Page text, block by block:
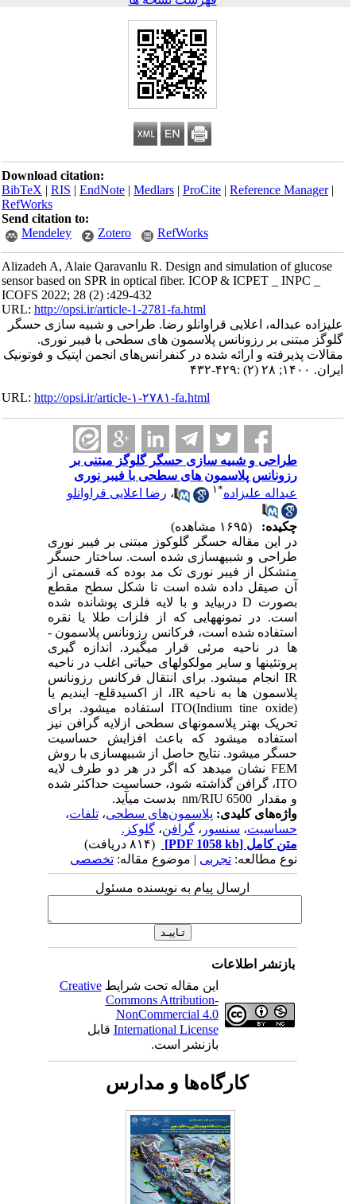
Download citation:
BibTeX|RIS|EndNote|Medlars|ProCite|Reference Manager
RefWorks
Send citation to:
Mendeley
Zotero RefWorks
Alizadeh A, Alaie Qaravanlu R. Design and simulation of glucose
sensor based on SPR in optical fiber. ICOP & ICPET _ INPC _
ICOFS 2022; 28 (2) :429-432
URL:http://opsi.ir/article-1-2781-fa.html
علیزاده عبداله، اعلایی قراوانلو رضا. طراحی و شبیه سازی حسگر
گلوگز مبتنی بر رزونانس پلاسمون های سطحی با فیبر نوری.
مقالات پذیرفته و ارائه شده در کنفرانس‌های انجمن اپتیک و فوتونیک
ایران. ۱۴۰۰; ۲۸ (۲) :۴۲۹-۴۳۲
URL:http://opsi.ir/article-۱-۲۷۸۱-fa.html
طراحی و شبیه سازی حسگر گلوگز مبتنی بر
رزونانس پلاسمون های سطحی با فیبر نوری
عبداله علیزاده* ۱ ،رضا اعلایی قراوانلو
چکیده:
در این مقاله حسگر گلوکوز مبتنی بر فیبر نوری
طراحی و شبیه­سازی شده است. ساختار حسگر
متشکل از فیبر نوری تک مد بوده که قسمتی از
آن صیقل داده شده است تا شکل سطح مقطع
بصورت D دربیاید و با لایه فلزی پوشانده شده
است. در نمونه­هایی که از فلزات طلا یا نقره
استفاده شده است، فرکانس رزونانس پلاسمون ­
ها در ناحیه مرئی قرار میگیرد. اندازه گیری
پروتئین­ها و سایر مولکول­های حیاتی اغلب در ناحیه
IR انجام می‏شود. برای انتقال فرکانس رزونانس
پلاسمون ها به ناحیه IR، از اکسیدقلع- ایندیم یا
ITO(Indium tine oxide) استفاده می‏شود. برای
تحریک بهتر پلاسمون­های سطحی ازلایه گرافن نیز
استفاده می‏شود که باعث افزایش حساسیت
حسگر می­شود. نتایج حاصل از شبیه­سازی با روش
FEM نشان می­دهد که اگر در هر دو طرف لایه
ITO، گرافن گذاشته شود، حساسیت حداکثر شده
و مقدار nm/RIU 6500 بدست می‏آید.
واژه‌های کلیدی:پلاسمون‌های سطحی،تلفات،
حساسیت،سنسور، گرافن،گلوکز.
متن کامل[PDF 1058 kb]
نوع مطالعه:تجربی| موضوع مقاله:تخصصی
ارسال پیام به نویسنده مسئول
بازنشر اطلاعات
این مقاله تحت شرایطCreative
Commons Attribution-
NonCommercial 4.0
International Licenseقابل
بازنشر است.
کارگاه‌ها و مدارس